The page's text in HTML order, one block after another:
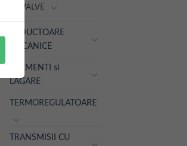
VALVE
REDUCTOARE
MECANICE
RULMENTI si
LAGARE
TERMOREGULATOARE
TRANSMISII CU